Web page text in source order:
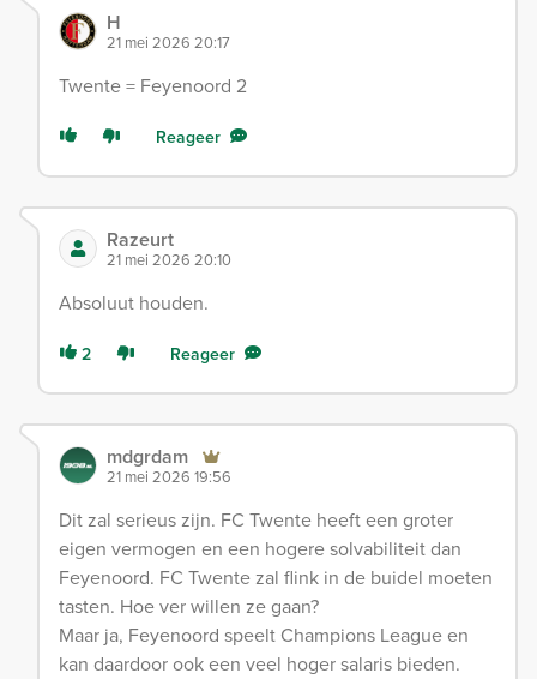
H
21 mei 2026 20:17
Twente = Feyenoord 2
Reageer
Razeurt
21 mei 2026 20:10
Absoluut houden.
2 Reageer
mdgrdam
21 mei 2026 19:56
Dit zal serieus zijn. FC Twente heeft een groter
eigen vermogen en een hogere solvabiliteit dan
Feyenoord. FC Twente zal flink in de buidel moeten
tasten. Hoe ver willen ze gaan?
Maar ja, Feyenoord speelt Champions League en
kan daardoor ook een veel hoger salaris bieden.